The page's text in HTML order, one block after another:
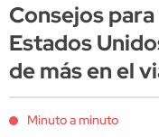
Consejos
Estados
de más en el
Minuto a minuto